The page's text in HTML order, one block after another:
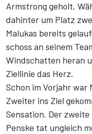
Armstrong geholt.
dahinter um Platz
Malukas bereits
schoss an seinem
Windschatten heran
Ziellinie das Herz.
Schon im Vorjahr war
Zweiter ins Ziel
Sensation. Der
Penske tat ungleich